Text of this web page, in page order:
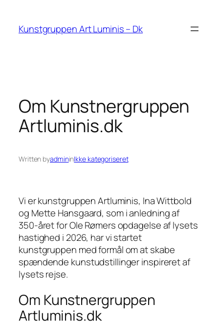
indhold
Kunstgruppen Art Luminis – Dk
Om Kunstnergruppen
Artluminis.dk
Written byadmininIkke kategoriseret
Vi er kunstgruppen Artluminis, Ina Wittbold
og Mette Hansgaard, som i anledning af
350-året for Ole Rømers opdagelse af lysets
hastighed i 2026, har vi startet
kunstgruppen med formål om at skabe
spændende kunstudstillinger inspireret af
lysets rejse.
Om Kunstnergruppen
Artluminis.dk